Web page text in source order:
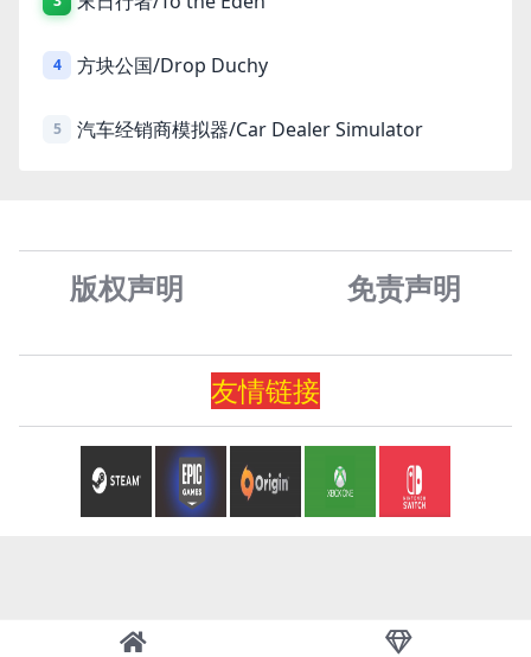
4 方块公国/Drop Duchy
5 汽车经销商模拟器/Car Dealer Simulator
版权声明 免责声明
友情链接